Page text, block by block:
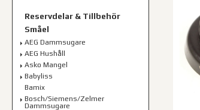
Reservdelar & Tillbehör
Småel
AEG Dammsugare
AEG Hushåll
Asko Mangel
Babyliss
Bamix
Bosch/Siemens/Zelmer
Dammsugare